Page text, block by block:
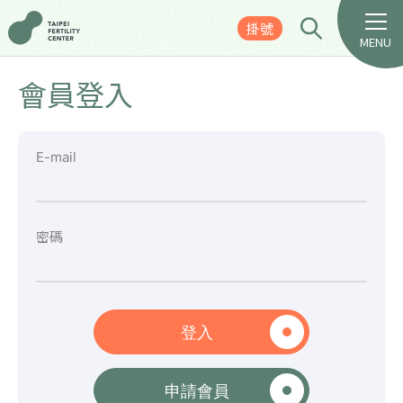
掛號
MENU
會員登入
E-mail
密碼
登入
申請會員